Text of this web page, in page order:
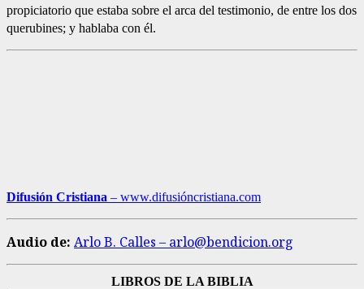
propiciatorio que estaba sobre el arca del testimonio, de entre los dos
querubines; y hablaba con él.
Difusión Cristiana – www.difusióncristiana.com
Audio de: Arlo B. Calles – arlo@bendicion.org
LIBROS DE LA BIBLIA